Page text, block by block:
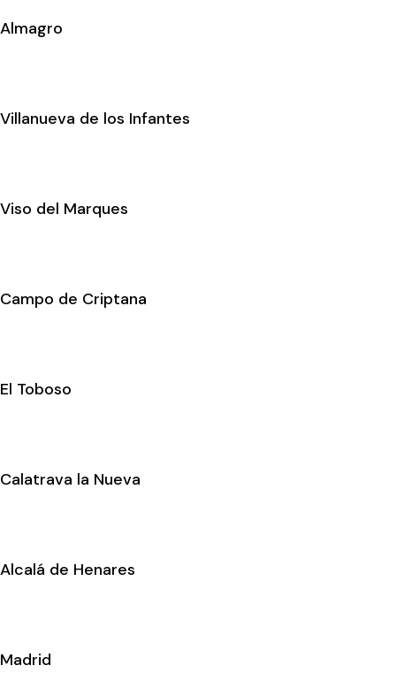
Almagro
Villanueva de los Infantes
Viso del Marques
Campo de Criptana
El Toboso
Calatrava la Nueva
Alcalá de Henares
Madrid